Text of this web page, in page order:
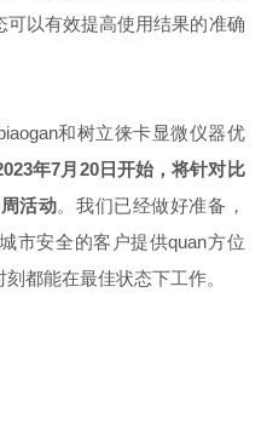
以有效提高使用结果的准确
gan和树立徕卡显微仪器优
年7月20日开始，将针对比
活动。我们已经做好准备，
市安全的客户提供quan方位
都能在最佳状态下工作。